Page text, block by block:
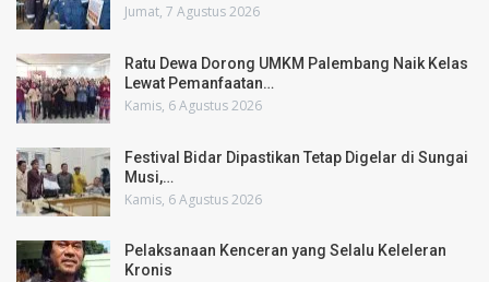
Jumat, 7 Agustus 2026
Ratu Dewa Dorong UMKM Palembang Naik Kelas
Lewat Pemanfaatan…
Kamis, 6 Agustus 2026
Festival Bidar Dipastikan Tetap Digelar di Sungai
Musi,…
Kamis, 6 Agustus 2026
Pelaksanaan Kenceran yang Selalu Keleleran
Kronis